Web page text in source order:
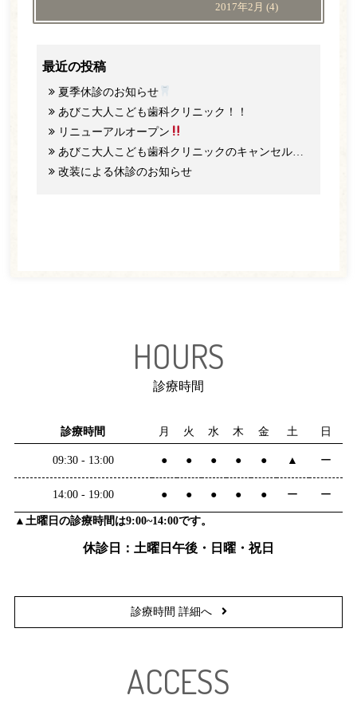
2017年2月 (4)
最近の投稿
夏季休診のお知らせ
あびこ大人こども歯科クリニック！！
リニューアルオープン
あびこ大人こども歯科クリニックのキャンセル料と予約のご協力について
改装による休診のお知らせ
HOURS
診療時間
診療時間 月 火 水 木 金 土 日
09:30 - 13:00 ● ● ● ● ● ▲ ー
14:00 - 19:00 ● ● ● ● ● ー ー
▲土曜日の診療時間は9:00~14:00です。
休診日：土曜日午後・日曜・祝日
診療時間 詳細へ
ACCESS